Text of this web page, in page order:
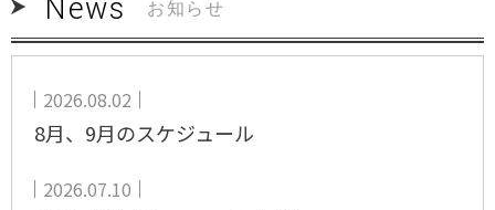
News お知らせ
2026.08.02
8月、9月のスケジュール
2026.07.10